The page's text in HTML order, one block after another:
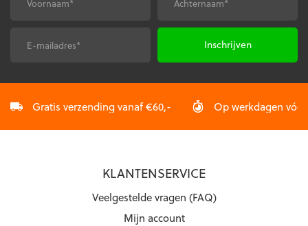
worden
de
de
productpagina
Gratis verzending vanaf €60,- Op werkdagen
KLANTENSERVICE
Veelgestelde vragen (FAQ)
Mijn account